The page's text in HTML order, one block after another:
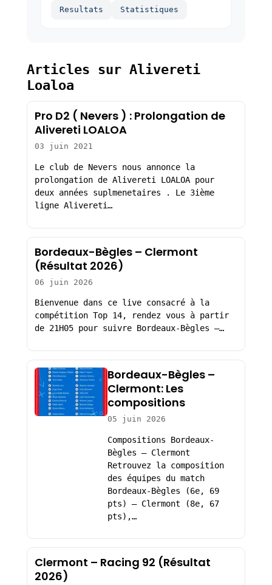
Resultats Statistiques
Articles sur Alivereti
Loaloa
Pro D2 ( Nevers ) : Prolongation de
Alivereti LOALOA
03 juin 2021
Le club de Nevers nous annonce la
prolongation de Alivereti LOALOA pour
deux années suplmenetaires . Le 3ième
ligne Alivereti…
Bordeaux-Bègles – Clermont
(Résultat 2026)
06 juin 2026
Bienvenue dans ce live consacré à la
compétition Top 14, rendez vous à partir
de 21H05 pour suivre Bordeaux-Bègles –…
Bordeaux-Bègles –
Clermont: Les
compositions
05 juin 2026
Compositions Bordeaux-
Bègles – Clermont
Retrouvez la composition
des équipes du match
Bordeaux-Bègles (6e, 69
pts) – Clermont (8e, 67
pts),…
Clermont – Racing 92 (Résultat
2026)